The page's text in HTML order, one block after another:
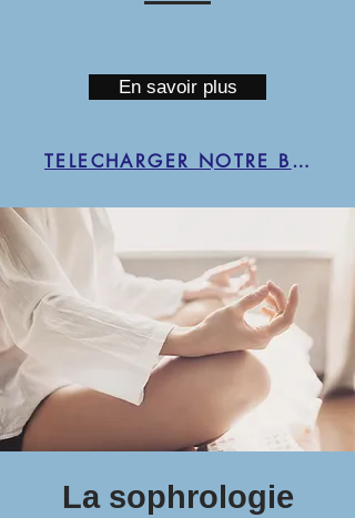
En savoir plus
TELECHARGER NOTRE BROCHURE
La sophrologie